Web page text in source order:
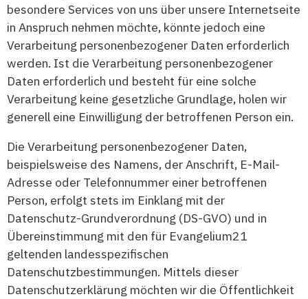
besondere Services von uns über unsere Internetseite
in Anspruch nehmen möchte, könnte jedoch eine
Verarbeitung personenbezogener Daten erforderlich
werden. Ist die Verarbeitung personenbezogener
Daten erforderlich und besteht für eine solche
Verarbeitung keine gesetzliche Grundlage, holen wir
generell eine Einwilligung der betroffenen Person ein.
Die Verarbeitung personenbezogener Daten,
beispielsweise des Namens, der Anschrift, E-Mail-
Adresse oder Telefonnummer einer betroffenen
Person, erfolgt stets im Einklang mit der
Datenschutz-Grundverordnung (DS-GVO) und in
Übereinstimmung mit den für Evangelium21
geltenden landesspezifischen
Datenschutzbestimmungen. Mittels dieser
Datenschutzerklärung möchten wir die Öffentlichkeit